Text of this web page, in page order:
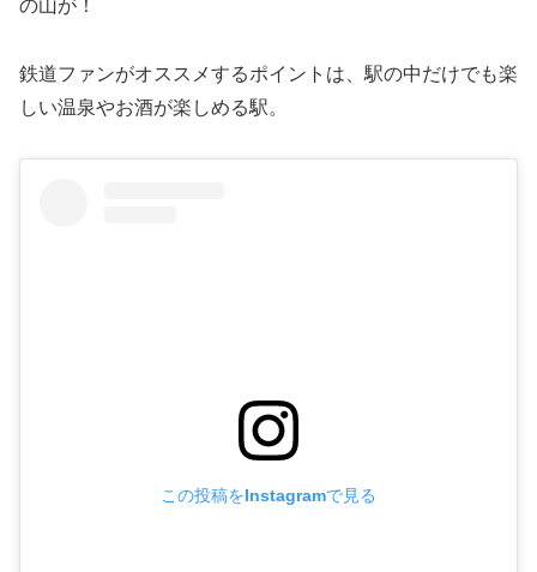
の山が！
鉄道ファンがオススメするポイントは、駅の中だけでも楽
しい温泉やお酒が楽しめる駅。
この投稿をInstagramで見る